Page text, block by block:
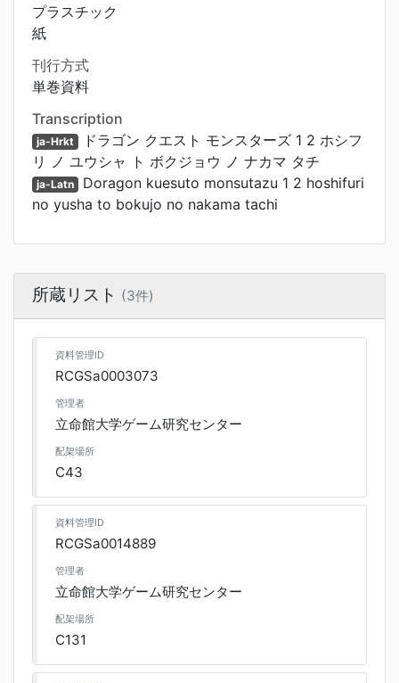
プラスチック
紙
刊行方式
単巻資料
Transcription
ja-Hrkt ドラゴン クエスト モンスターズ 1 2 ホシフ
リ ノ ユウシャ ト ボクジョウ ノ ナカマ タチ
ja-Latn Doragon kuesuto monsutazu 1 2 hoshifuri
no yusha to bokujo no nakama tachi
所蔵リスト (3件)
資料管理ID
RCGSa0003073
管理者
立命館大学ゲーム研究センター
配架場所
C43
資料管理ID
RCGSa0014889
管理者
立命館大学ゲーム研究センター
配架場所
C131